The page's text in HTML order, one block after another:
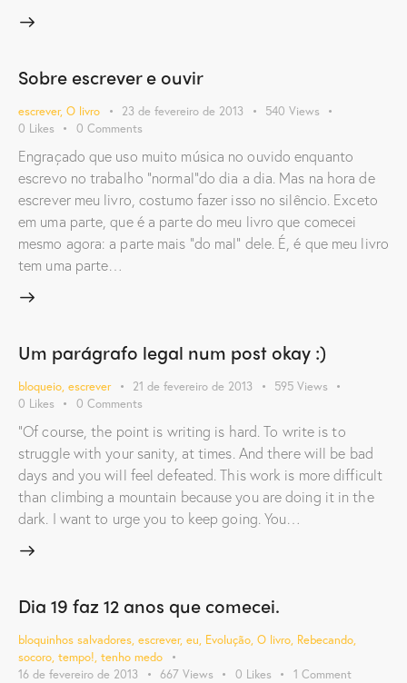
Sobre escrever e ouvir
escrever, O livro 23 de fevereiro de 2013 540 Views
0 Likes 0 Comments
Engraçado que uso muito música no ouvido enquanto
escrevo no trabalho "normal"do dia a dia. Mas na hora de
escrever meu livro, costumo fazer isso no silêncio. Exceto
em uma parte, que é a parte do meu livro que comecei
mesmo agora: a parte mais "do mal" dele. É, é que meu livro
tem uma parte…
Um parágrafo legal num post okay :)
bloqueio, escrever 21 de fevereiro de 2013 595 Views
0 Likes 0 Comments
"Of course, the point is writing is hard. To write is to
struggle with your sanity, at times. And there will be bad
days and you will feel defeated. This work is more difficult
than climbing a mountain because you are doing it in the
dark. I want to urge you to keep going. You…
Dia 19 faz 12 anos que comecei.
bloquinhos salvadores, escrever, eu, Evolução, O livro, Rebecando,
socoro, tempo!, tenho medo
16 de fevereiro de 2013
667 Views 0 Likes 1 Comment